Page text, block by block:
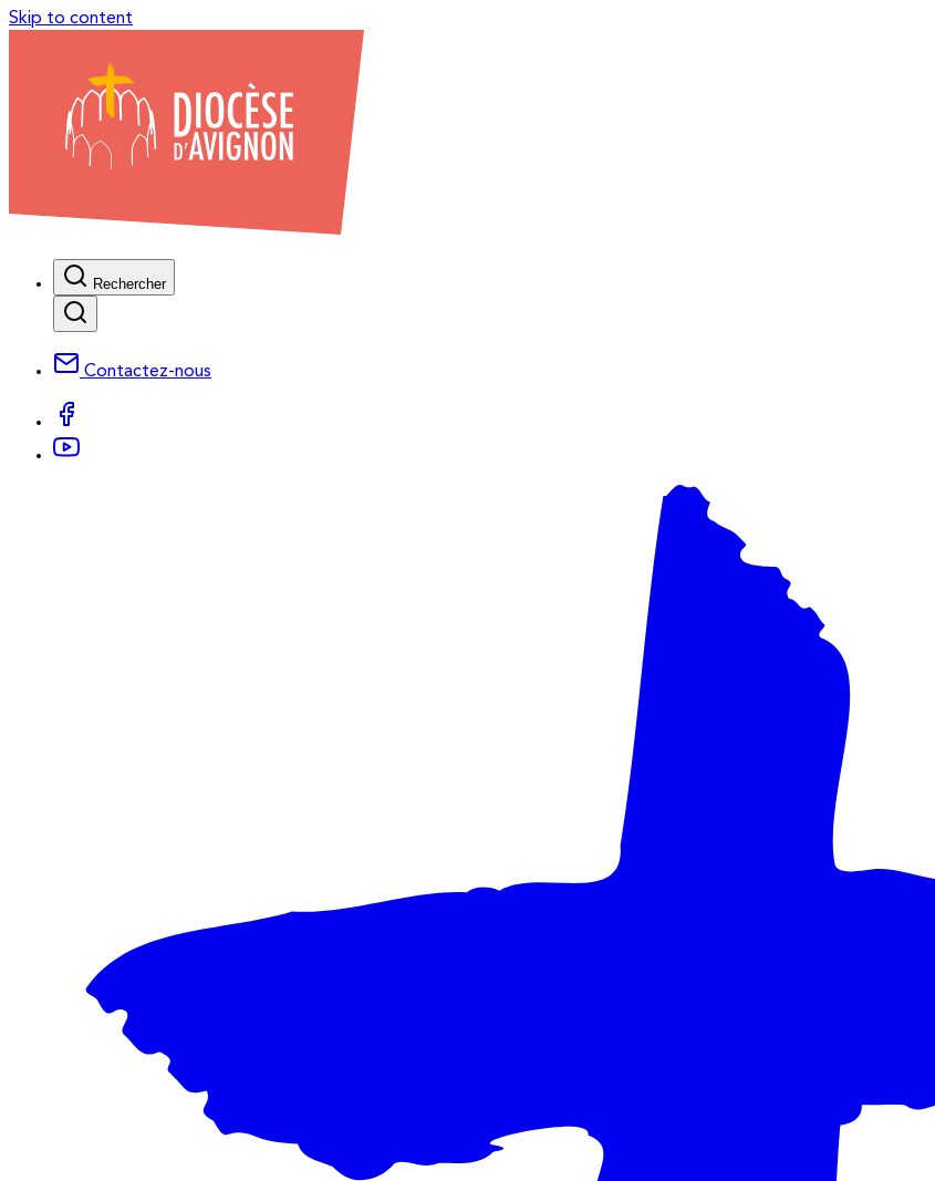
Skip to content
Rechercher
Contactez-nous